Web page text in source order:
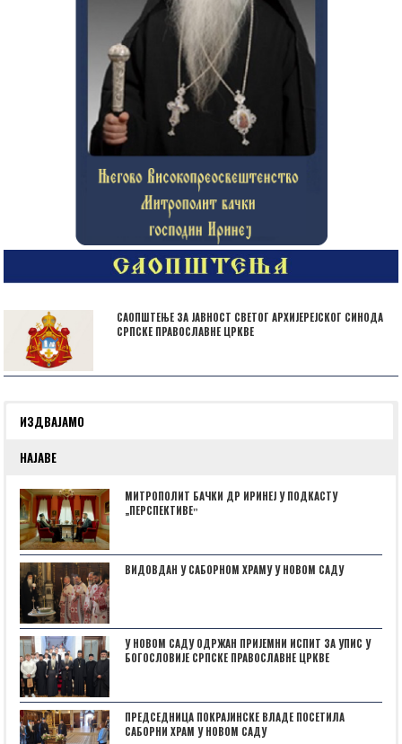
САОПШТЕЊЕ ЗА ЈАВНОСТ СВЕТОГ АРХИЈЕРЕЈСКОГ СИНОДА
СРПСКЕ ПРАВОСЛАВНЕ ЦРКВЕ
ИЗДВАЈАМО
НАЈАВЕ
МИТРОПОЛИТ БАЧКИ ДР ИРИНЕЈ У ПОДКАСТУ
„ПЕРСПЕКТИВЕˮ
ВИДОВДАН У САБОРНОМ ХРАМУ У НОВОМ САДУ
У НОВОМ САДУ ОДРЖАН ПРИЈЕМНИ ИСПИТ ЗА УПИС У
БОГОСЛОВИЈЕ СРПСКЕ ПРАВОСЛАВНЕ ЦРКВЕ
ПРЕДСЕДНИЦА ПОКРАЈИНСКЕ ВЛАДЕ ПОСЕТИЛА
САБОРНИ ХРАМ У НОВОМ САДУ